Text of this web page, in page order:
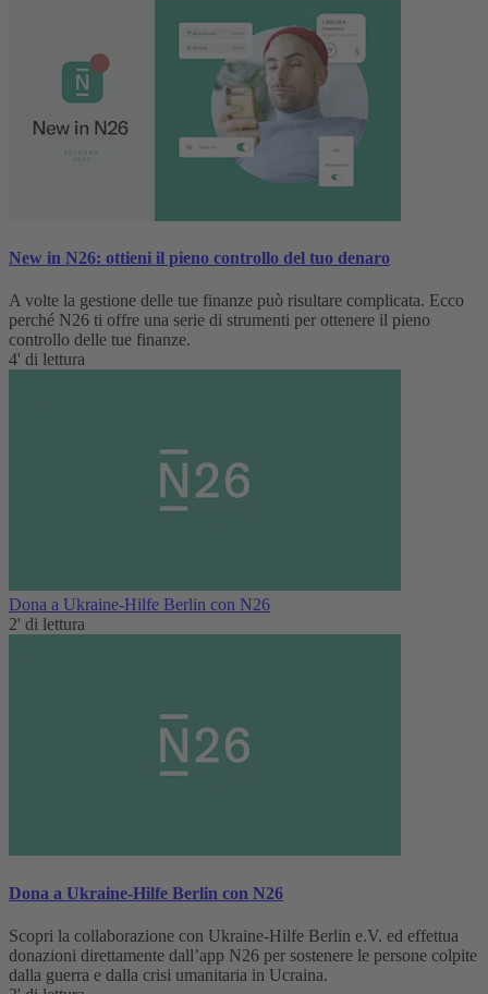
New in N26: ottieni il pieno controllo del tuo denaro
A volte la gestione delle tue finanze può risultare complicata. Ecco
perché N26 ti offre una serie di strumenti per ottenere il pieno
controllo delle tue finanze.
4' di lettura
Dona a Ukraine-Hilfe Berlin con N26
2' di lettura
Dona a Ukraine-Hilfe Berlin con N26
Scopri la collaborazione con Ukraine-Hilfe Berlin e.V. ed effettua
donazioni direttamente dall’app N26 per sostenere le persone colpite
dalla guerra e dalla crisi umanitaria in Ucraina.